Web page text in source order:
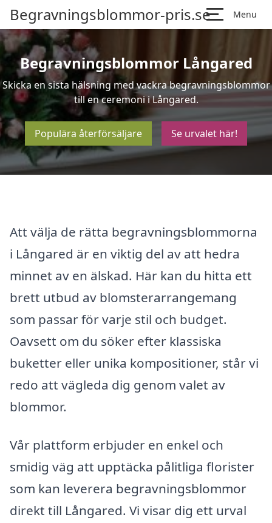
Begravningsblommor-pris.se Menu
Begravningsblommor Långared
Skicka en sista hälsning med vackra begravningsblommor
till en ceremoni i Långared.
Populära återförsäljare Se urvalet här!
Att välja de rätta begravningsblommorna
i Långared är en viktig del av att hedra
minnet av en älskad. Här kan du hitta ett
brett utbud av blomsterarrangemang
som passar för varje stil och budget.
Oavsett om du söker efter klassiska
buketter eller unika kompositioner, står vi
redo att vägleda dig genom valet av
blommor.
Vår plattform erbjuder en enkel och
smidig väg att upptäcka pålitliga florister
som kan leverera begravningsblommor
direkt till Långared. Vi visar dig ett urval